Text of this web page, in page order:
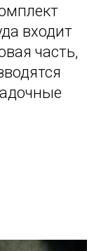
входит
часть,